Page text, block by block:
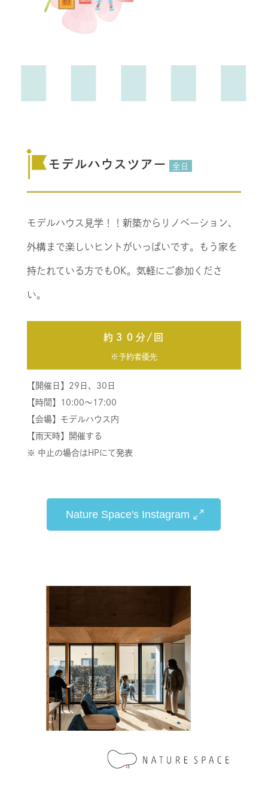
モデルハウスツアー 全日
モデルハウス見学！！新築からリノベーション、
外構まで楽しいヒントがいっぱいです。もう家を
持たれている方でもOK。気軽にご参加くださ
い。
約３０分/回
※予約者優先
【開催日】29日、30日
【時間】10:00～17:00
【会場】モデルハウス内
【雨天時】開催する
※ 中止の場合はHPにて発表
Nature Space's Instagram